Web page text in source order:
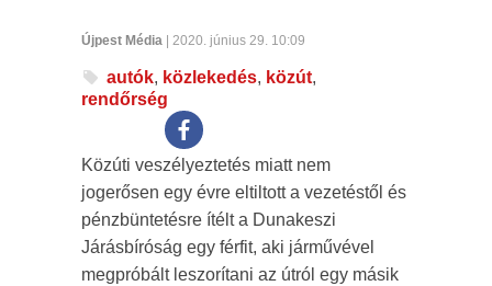
Újpest Média | 2020. június 29. 10:09
autók, közlekedés, közút,
rendőrség
Közúti veszélyeztetés miatt nem
jogerősen egy évre eltiltott a vezetéstől és
pénzbüntetésre ítélt a Dunakeszi
Járásbíróság egy férfit, aki járművével
megpróbált leszorítani az útról egy másik